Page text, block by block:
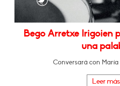
Bego Arretxe Irigoien
una
Conversará con María
Leer